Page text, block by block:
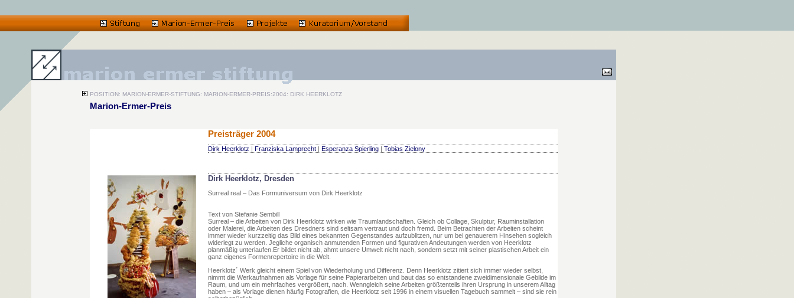
POSITION: MARION-ERMER-STIFTUNG: MARION-ERMER-PREIS:2004: DIRK HEERKLOTZ
Marion-Ermer-Preis
Preisträger 2004
Dirk Heerklotz | Franziska Lamprecht | Esperanza Spierling | Tobias Zielony
Dirk Heerklotz, Dresden
Surreal real – Das Formuniversum von Dirk Heerklotz
Text von Stefanie Sembill
Surreal – die Arbeiten von Dirk Heerklotz wirken wie Traumlandschaften. Gleich ob Collage, Skulptur, Rauminstallation
oder Malerei, die Arbeiten des Dresdners sind seltsam vertraut und doch fremd. Beim Betrachten der Arbeiten scheint
immer wieder kurzzeitig das Bild eines bekannten Gegenstandes aufzublitzen, nur um bei genauerem Hinsehen sogleich
widerlegt zu werden. Jegliche organisch anmutenden Formen und figurativen Andeutungen werden von Heerklotz
planmäßig unterlaufen.Er bildet nicht ab, ahmt unsere Umwelt nicht nach, sondern setzt mit seiner plastischen Arbeit ein
ganz eigenes Formenrepertoire in die Welt.
Heerklotz´ Werk gleicht einem Spiel von Wiederholung und Differenz. Denn Heerklotz zitiert sich immer wieder selbst,
nimmt die Werkaufnahmen als Vorlage für seine Papierarbeiten und baut das so entstandene zweidimensionale Gebilde im
Raum, und um ein mehrfaches vergrößert, nach. Wenngleich seine Arbeiten größtenteils ihren Ursprung in unserem Alltag
haben – als Vorlage dienen häufig Fotografien, die Heerklotz seit 1996 in einem visuellen Tagebuch sammelt – sind sie rein